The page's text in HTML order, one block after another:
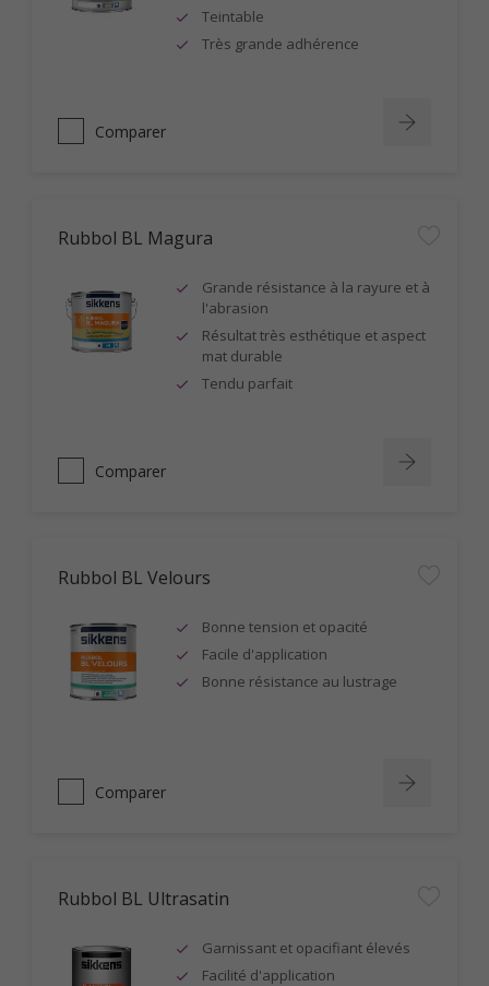
Teintable
Très grande adhérence
Comparer
Rubbol BL Magura
Grande résistance à la rayure et à
l'abrasion
Résultat très esthétique et aspect
mat durable
Tendu parfait
Comparer
Rubbol BL Velours
Bonne tension et opacité
Facile d'application
Bonne résistance au lustrage
Comparer
Rubbol BL Ultrasatin
Garnissant et opacifiant élevés
Facilité d'application